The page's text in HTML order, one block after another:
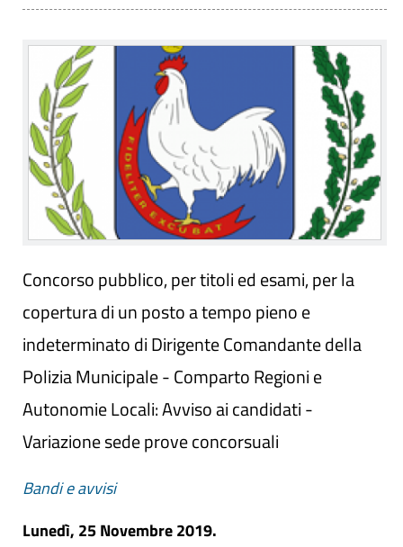
Concorso pubblico, per titoli ed esami, per la
copertura di un posto a tempo pieno e
indeterminato di Dirigente Comandante della
Polizia Municipale - Comparto Regioni e
Autonomie Locali: Avviso ai candidati -
Variazione sede prove concorsuali
Bandi e avvisi
Lunedì, 25 Novembre 2019.